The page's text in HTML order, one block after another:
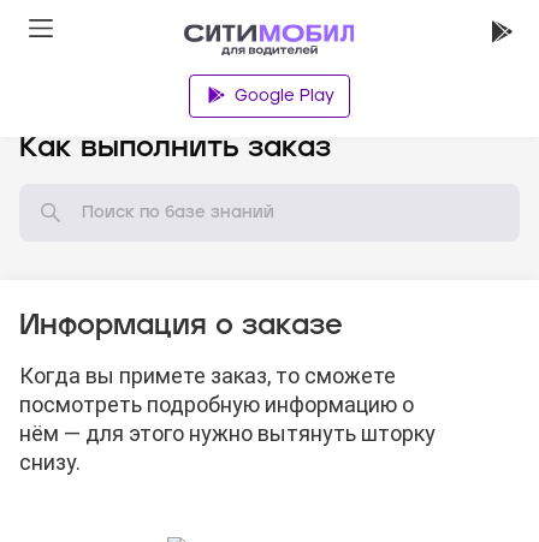
Google Play
Как выполнить заказ
Информация о заказе
Когда вы примете заказ, то сможете
посмотреть подробную информацию о
нём — для этого нужно вытянуть шторку
снизу.